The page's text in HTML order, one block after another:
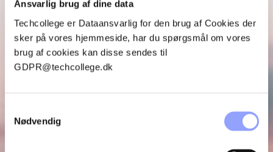
Ansvarlig brug af dine data
Techcollege er Dataansvarlig for den brug af Cookies der
sker på vores hjemmeside, har du spørgsmål om vores
brug af cookies kan disse sendes til
GDPR@techcollege.dk
Nødvendig
DYK NED I VORES
KURSUSKATALOG
Se alle vores aktuelle kurser.